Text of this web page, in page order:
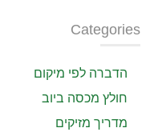
Categories
הדברה לפי מיקום
חולץ מכסה ביוב
מדריך מזיקים